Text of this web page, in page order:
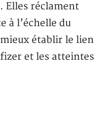
Elles réclament
à l’échelle du
établir le lien
et les atteintes